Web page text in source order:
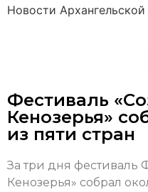
Новости Архангельской
Фестиваль
Кенозерья»
из пяти стран
За три дня фестиваль
Кенозерья» собрал